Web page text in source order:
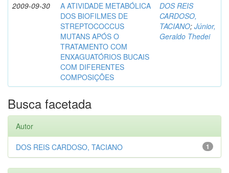
2009-09-30
A ATIVIDADE METABÓLICA
DOS BIOFILMES DE
STREPTOCOCCUS
MUTANS APÓS O
TRATAMENTO COM
ENXAGUATÓRIOS BUCAIS
COM DIFERENTES
COMPOSIÇÕES
DOS REIS
CARDOSO,
TACIANO; Júnior,
Geraldo Thedei
Busca facetada
Autor
1
DOS REIS CARDOSO, TACIANO